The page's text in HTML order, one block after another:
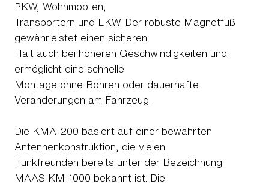
PKW, Wohnmobilen,
Transportern und LKW. Der robuste Magnetfuß
gewährleistet einen sicheren
Halt auch bei höheren Geschwindigkeiten und
ermöglicht eine schnelle
Montage ohne Bohren oder dauerhafte
Veränderungen am Fahrzeug.
Die KMA-200 basiert auf einer bewährten
Antennenkonstruktion, die vielen
Funkfreunden bereits unter der Bezeichnung
MAAS KM-1000 bekannt ist. Die